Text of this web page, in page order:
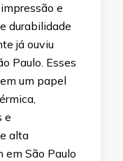
e
durabilidade
já ouviu
Paulo. Esses
um papel
e
alta
em São Paulo